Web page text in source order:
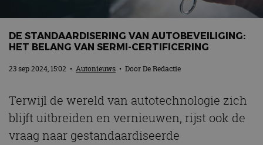
MotorRAI.nl
DE STANDAARDISERING VAN AUTOBEVEILIGING:
HET BELANG VAN SERMI-CERTIFICERING
23 sep 2024, 15:02 • Autonieuws • DoorDe Redactie
Terwijl de wereld van autotechnologie zich
blijft uitbreiden en vernieuwen, rijst ook de
vraag naar gestandaardiseerde